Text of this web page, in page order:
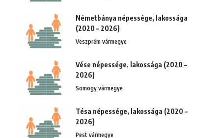
Németbánya népessége, lakossága
(2020 – 2026)
Veszprém vármegye
Vése népessége, lakossága (2020 –
2026)
Somogy vármegye
Tésa népessége, lakossága (2020 –
2026)
Pest vármegye